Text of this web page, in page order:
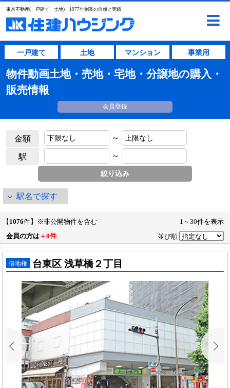
東京不動産(一戸建て、土地)｜1977年創業の信頼と実績
一戸建て 土地 マンション 事業用
物件動画土地・売地・宅地・分譲地の購入・
販売情報
会員登録
金額 ～
駅 ～
駅名で探す
【 1076件】※非公開物件を含む
1～30件を表示
会員の方は ＋0件 並び順
借地権 台東区 浅草橋２丁目